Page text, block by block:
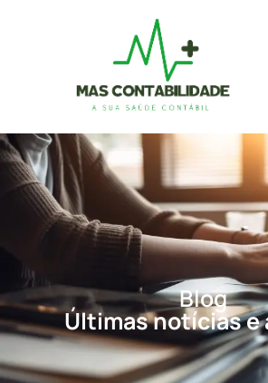
Blog
Últimas notícias e